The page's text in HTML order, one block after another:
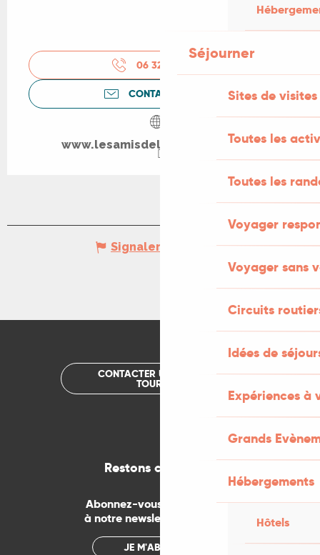
Séjourner
Sites de visites
Toutes les
Toutes les
Voyager
Voyager sans
Circuits
Idées de
Expériences à
Grands
Hébergements
Hôtels
06 32 16 55 ▒▒
CONTACTEZ-NOUS
www.lesamisdelamaisonjacob.fr
Signaler une erreur
CONTACTER UN OFFICE DE
TOURISME
Restons connectés
Abonnez-vous gratuitement
à notre newsletter mensuelle
JE M'ABONNE